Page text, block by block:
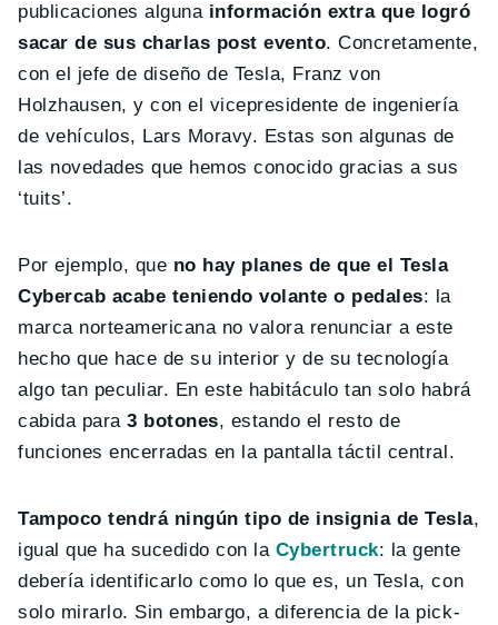
publicaciones alguna información extra que logró
sacar de sus charlas post evento. Concretamente,
con el jefe de diseño de Tesla, Franz von
Holzhausen, y con el vicepresidente de ingeniería
de vehículos, Lars Moravy. Estas son algunas de
las novedades que hemos conocido gracias a sus
‘tuits’.
Por ejemplo, que no hay planes de que el Tesla
Cybercab acabe teniendo volante o pedales: la
marca norteamericana no valora renunciar a este
hecho que hace de su interior y de su tecnología
algo tan peculiar. En este habitáculo tan solo habrá
cabida para3 botones, estando el resto de
funciones encerradas en la pantalla táctil central.
Tampoco tendrá ningún tipo de insignia de Tesla,
igual que ha sucedido con la Cybertruck: la gente
debería identificarlo como lo que es, un Tesla, con
solo mirarlo. Sin embargo, a diferencia de la pick-